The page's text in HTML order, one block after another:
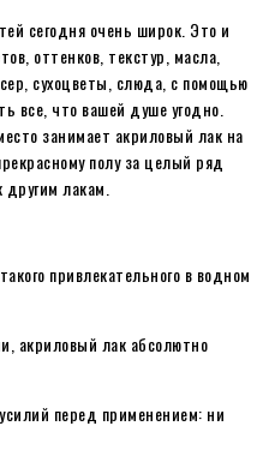
сегодня очень широк. Это и
оттенков, текстур, масла,
сухоцветы, слюда, с помощью
все, что вашей душе угодно.
занимает акриловый лак на
полу за целый ряд
лакам.
привлекательного в водном
акриловый лак абсолютно
перед применением: ни